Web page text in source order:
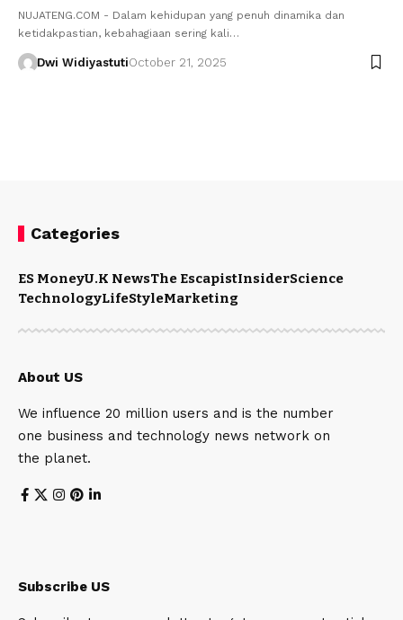
NUJATENG.COM - Dalam kehidupan yang penuh dinamika dan
ketidakpastian, kebahagiaan sering kali…
Dwi WidiyastutiOctober 21, 2025
Categories
ES MoneyU.K NewsThe EscapistInsiderScience
TechnologyLifeStyleMarketing
About US
We influence 20 million users and is the number
one business and technology news network on
the planet.
Subscribe US